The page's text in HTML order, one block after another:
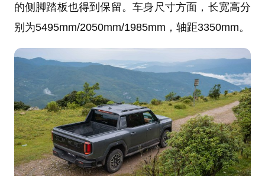
的侧脚踏板也得到保留。车身尺寸方面，长宽高分
别为5495mm/2050mm/1985mm，轴距3350mm。